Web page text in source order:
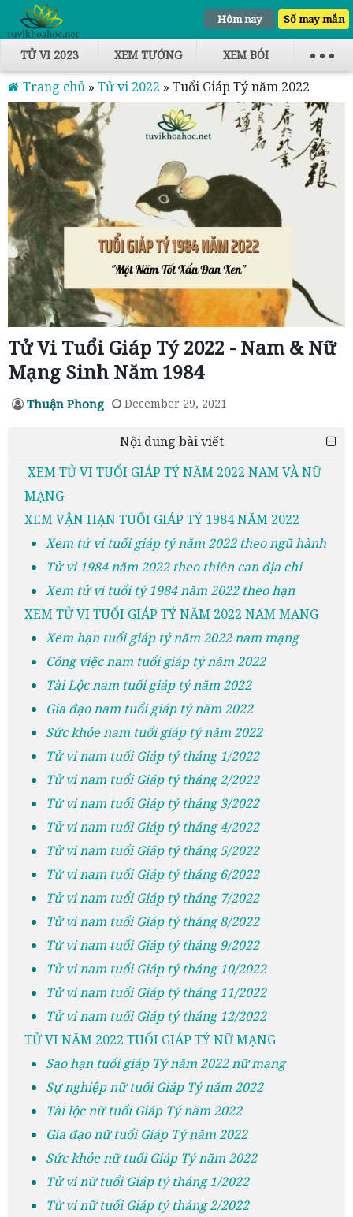
Hôm nay Số may mắn
TỬ VI 2023 XEM TƯỚNG XEM BÓI
Trang chủ » Tử vi 2022 » Tuổi Giáp Tý năm 2022
Tử Vi Tuổi Giáp Tý 2022 - Nam & Nữ
Mạng Sinh Năm 1984
Thuận Phong December 29, 2021
Nội dung bài viết
XEM TỬ VI TUỔI GIÁP TÝ NĂM 2022 NAM VÀ NỮ
MẠNG
XEM VẬN HẠN TUỔI GIÁP TÝ 1984 NĂM 2022
Xem tử vi tuổi giáp tý năm 2022 theo ngũ hành
Tử vi 1984 năm 2022 theo thiên can địa chi
Xem tử vi tuổi tý 1984 năm 2022 theo hạn
XEM TỬ VI TUỔI GIÁP TÝ NĂM 2022 NAM MẠNG
Xem hạn tuổi giáp tý năm 2022 nam mạng
Công việc nam tuổi giáp tý năm 2022
Tài Lộc nam tuổi giáp tý năm 2022
Gia đạo nam tuổi giáp tý năm 2022
Sức khỏe nam tuổi giáp tý năm 2022
Tử vi nam tuổi Giáp tý tháng 1/2022
Tử vi nam tuổi Giáp tý tháng 2/2022
Tử vi nam tuổi Giáp tý tháng 3/2022
Tử vi nam tuổi Giáp tý tháng 4/2022
Tử vi nam tuổi Giáp tý tháng 5/2022
Tử vi nam tuổi Giáp tý tháng 6/2022
Tử vi nam tuổi Giáp tý tháng 7/2022
Tử vi nam tuổi Giáp tý tháng 8/2022
Tử vi nam tuổi Giáp tý tháng 9/2022
Tử vi nam tuổi Giáp tý tháng 10/2022
Tử vi nam tuổi Giáp tý tháng 11/2022
Tử vi nam tuổi Giáp tý tháng 12/2022
TỬ VI NĂM 2022 TUỔI GIÁP TÝ NỮ MẠNG
Sao hạn tuổi giáp Tý năm 2022 nữ mạng
Sự nghiệp nữ tuổi Giáp Tý năm 2022
Tài lộc nữ tuổi Giáp Tý năm 2022
Gia đạo nữ tuổi Giáp Tý năm 2022
Sức khỏe nữ tuổi Giáp Tý năm 2022
Tử vi nữ tuổi Giáp tý tháng 1/2022
Tử vi nữ tuổi Giáp tý tháng 2/2022